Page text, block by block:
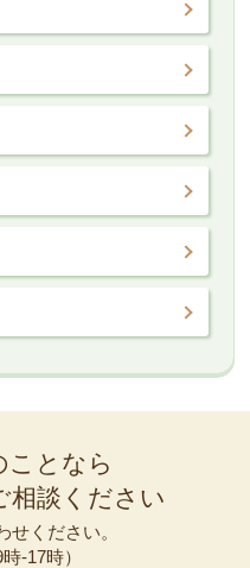
ことなら
相談ください
せください。
-17時）